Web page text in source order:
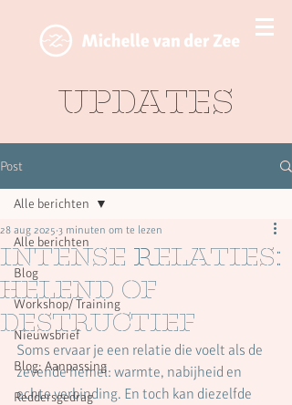
Updates
Post
Alle berichten
Blog
Workshop/ Training
Nieuwsbrief
Blog: Aanpassing
Reddersgedrag
Alle berichten
Intense relaties:
helend of
destructief
28 aug 2025 3 minuten om te lezen
Soms ervaar je een relatie die voelt als de
zevende hemel: warmte, nabijheid en
echte verbinding. En toch kan diezelfde